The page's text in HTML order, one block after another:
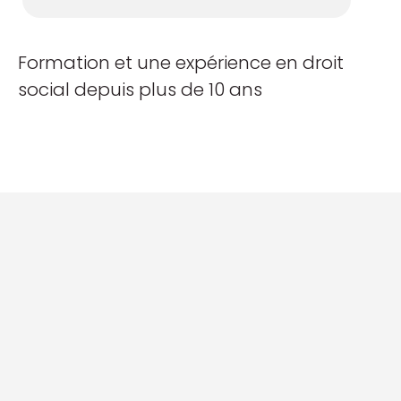
Formation et une expérience en droit
social depuis plus de 10 ans